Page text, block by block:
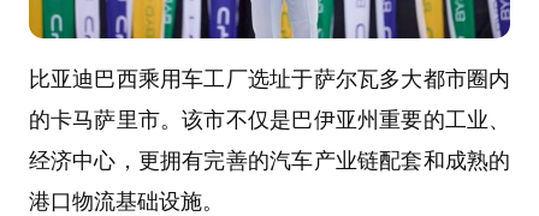
比亚迪巴西乘用车工厂选址于萨尔瓦多大都市圈内
的卡马萨里市。该市不仅是巴伊亚州重要的工业、
经济中心，更拥有完善的汽车产业链配套和成熟的
港口物流基础设施。